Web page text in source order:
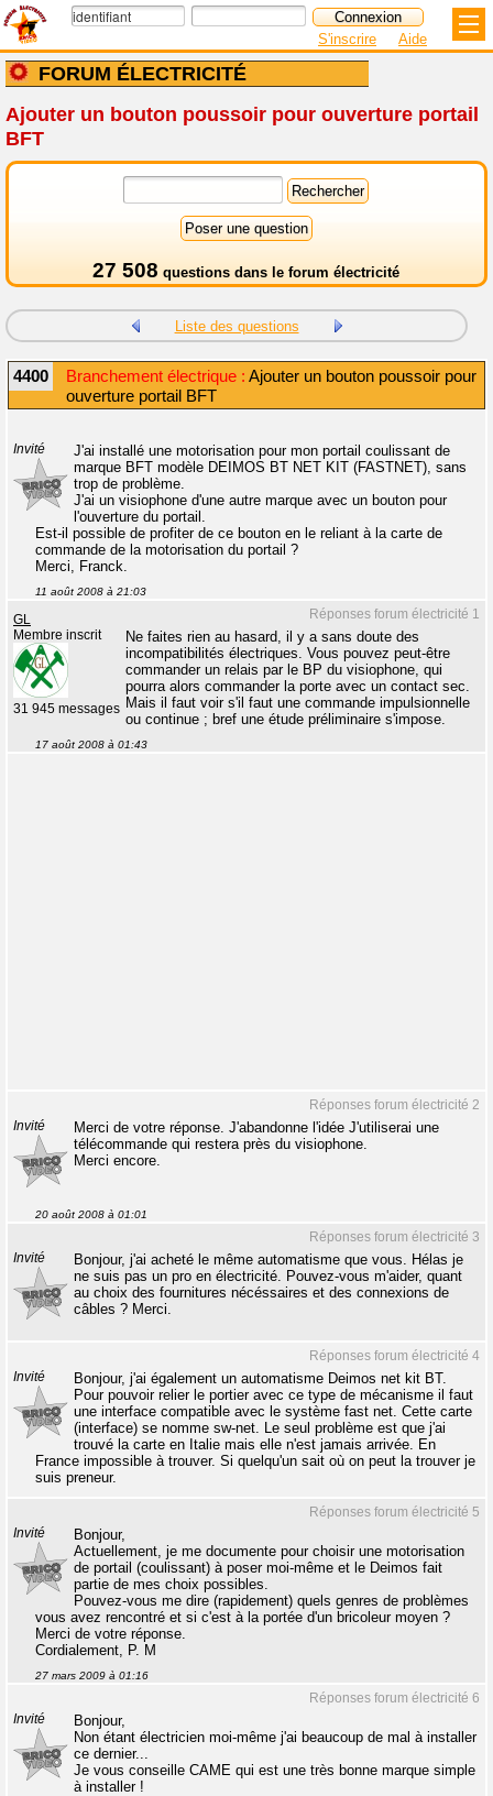
FORUM ÉLECTRICITÉ
S'inscrire Aide
Ajouter un bouton poussoir pour ouverture portail
BFT
27 508 questions dans le forum électricité
Liste des questions
4400 Branchement électrique : Ajouter un bouton poussoir pour
ouverture portail BFT
Invité
J'ai installé une motorisation pour mon portail coulissant de
marque BFT modèle DEIMOS BT NET KIT (FASTNET), sans
trop de problème.
J'ai un visiophone d'une autre marque avec un bouton pour
l'ouverture du portail.
Est-il possible de profiter de ce bouton en le reliant à la carte de
commande de la motorisation du portail ?
Merci, Franck.
11 août 2008 à 21:03
Réponses forum électricité 1
GL
Membre inscrit
31 945 messages
Ne faites rien au hasard, il y a sans doute des
incompatibilités électriques. Vous pouvez peut-être
commander un relais par le BP du visiophone, qui
pourra alors commander la porte avec un contact sec.
Mais il faut voir s'il faut une commande impulsionnelle
ou continue ; bref une étude préliminaire s'impose.
17 août 2008 à 01:43
Réponses forum électricité 2
Invité
Merci de votre réponse. J'abandonne l'idée J'utiliserai une
télécommande qui restera près du visiophone.
Merci encore.
20 août 2008 à 01:01
Réponses forum électricité 3
Invité
Bonjour, j'ai acheté le même automatisme que vous. Hélas je
ne suis pas un pro en électricité. Pouvez-vous m'aider, quant
au choix des fournitures nécéssaires et des connexions de
câbles ? Merci.
Réponses forum électricité 4
Invité
Bonjour, j'ai également un automatisme Deimos net kit BT.
Pour pouvoir relier le portier avec ce type de mécanisme il faut
une interface compatible avec le système fast net. Cette carte
(interface) se nomme sw-net. Le seul problème est que j'ai
trouvé la carte en Italie mais elle n'est jamais arrivée. En
France impossible à trouver. Si quelqu'un sait où on peut la trouver je
suis preneur.
Réponses forum électricité 5
Invité
Bonjour,
Actuellement, je me documente pour choisir une motorisation
de portail (coulissant) à poser moi-même et le Deimos fait
partie de mes choix possibles.
Pouvez-vous me dire (rapidement) quels genres de problèmes
vous avez rencontré et si c'est à la portée d'un bricoleur moyen ?
Merci de votre réponse.
Cordialement, P. M
27 mars 2009 à 01:16
Réponses forum électricité 6
Invité
Bonjour,
Non étant électricien moi-même j'ai beaucoup de mal à installer
ce dernier...
Je vous conseille CAME qui est une très bonne marque simple
à installer !